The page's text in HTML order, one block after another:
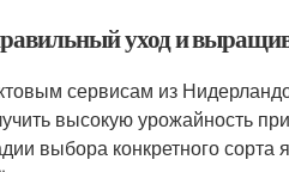
уход и
сервисам из
высокую урожайность
выбора конкретного